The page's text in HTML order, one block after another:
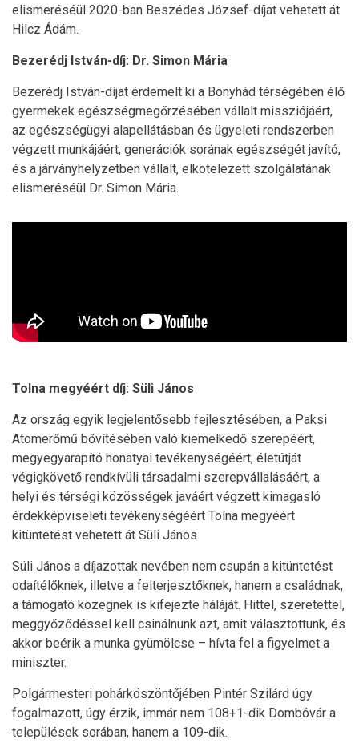
elismeréséül 2020-ban Beszédes József-díjat vehetett át
Hilcz Ádám.
Bezerédj István-díj: Dr. Simon Mária
Bezerédj István-díjat érdemelt ki a Bonyhád térségében élő
gyermekek egészségmegőrzésében vállalt missziójáért,
az egészségügyi alapellátásban és ügyeleti rendszerben
végzett munkájáért, generációk sorának egészségét javító,
és a járványhelyzetben vállalt, elkötelezett szolgálatának
elismeréséül Dr. Simon Mária.
Tolna megyéért díj: Süli János
Az ország egyik legjelentősebb fejlesztésében, a Paksi
Atomerőmű bővítésében való kiemelkedő szerepéért,
megyegyarapító honatyai tevékenységéért, életútját
végigkövető rendkívüli társadalmi szerepvállalásáért, a
helyi és térségi közösségek javáért végzett kimagasló
érdekképviseleti tevékenységéért Tolna megyéért
kitüntetést vehetett át Süli János.
Süli János a díjazottak nevében nem csupán a kitüntetést
odaítélőknek, illetve a felterjesztőknek, hanem a családnak,
a támogató közegnek is kifejezte háláját. Hittel, szeretettel,
meggyőződéssel kell csinálnunk azt, amit választottunk, és
akkor beérik a munka gyümölcse – hívta fel a figyelmet a
miniszter.
Polgármesteri pohárköszöntőjében Pintér Szilárd úgy
fogalmazott, úgy érzik, immár nem 108+1-dik Dombóvár a
települések sorában, hanem a 109-dik.